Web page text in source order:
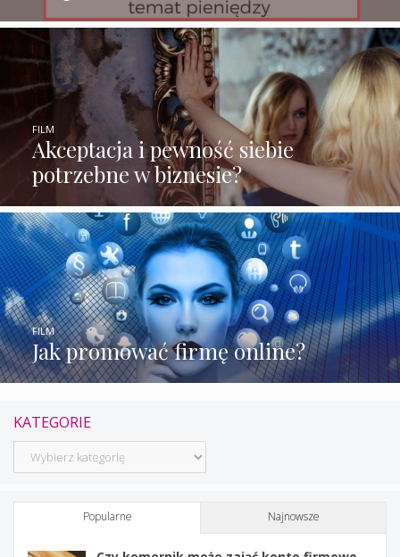
Akceptacja i pewność siebie
potrzebne w biznesie?
FILM
Jak promować firmę online?
FILM
KATEGORIE
Kategorie
Popularne Najnowsze